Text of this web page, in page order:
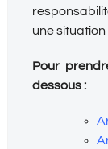
une
Pour
dessous :